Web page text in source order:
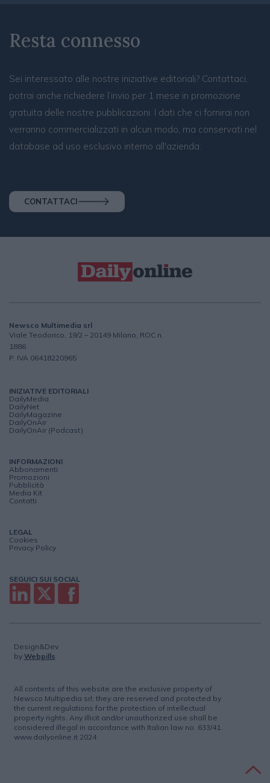
Resta connesso
Sei interessato alle nostre iniziative editoriali? Contattaci,
potrai anche richiedere l’invio per 1 mese in promozione
gratuita delle nostre pubblicazioni. I dati che ci fornirai non
verranno commercializzati in alcun modo, ma conservati nel
database ad uso esclusivo interno all'azienda.
CONTATTACI
Newsco Multimedia srl
Viale Teodorico, 19/2 – 20149 Milano, ROC n.
1886
P. IVA 06418220965
INIZIATIVE EDITORIALI
DailyMedia
DailyNet
DailyMagazine
DailyOnAir
DailyOnAir (Podcast)
INFORMAZIONI
Abbonamenti
Promozioni
Pubblicità
Media Kit
Contatti
LEGAL
Cookies
Privacy Policy
SEGUICI SUI SOCIAL
Design&Dev
by Webpills
All contents of this website are the exclusive property of
Newsco Multipedia srl; they are reserved and protected by
the current regulations for the protection of intellectual
property rights. Any illicit and/or unauthorized use shall be
considered illegal in accordance with Italian law no. 633/41.
www.dailyonline.it 2024